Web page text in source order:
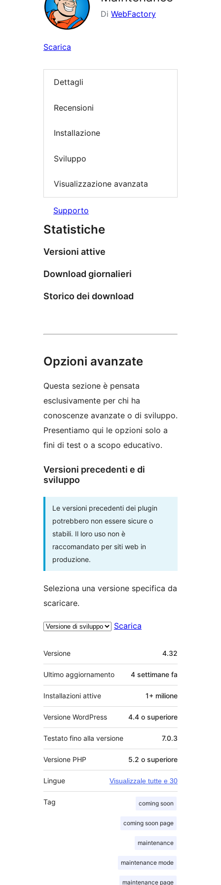
Di WebFactory
Scarica
Dettagli
Recensioni
Installazione
Sviluppo
Visualizzazione avanzata
Supporto
Statistiche
Versioni attive
Download giornalieri
Storico dei download
Opzioni avanzate
Questa sezione è pensata
esclusivamente per chi ha
conoscenze avanzate o di sviluppo.
Presentiamo qui le opzioni solo a
fini di test o a scopo educativo.
Versioni precedenti e di
sviluppo
Le versioni precedenti dei plugin
potrebbero non essere sicure o
stabili. Il loro uso non è
raccomandato per siti web in
produzione.
Seleziona una versione specifica da
scaricare.
Scarica
Meta
Versione 4.32
Ultimo aggiornamento 4 settimane fa
Installazioni attive 1+ milione
Versione WordPress 4.4 o superiore
Testato fino alla versione 7.0.3
Versione PHP 5.2 o superiore
Lingue Visualizzale tutte e 30
Tag coming soon
coming soon page
maintenance
maintenance mode
maintenance page